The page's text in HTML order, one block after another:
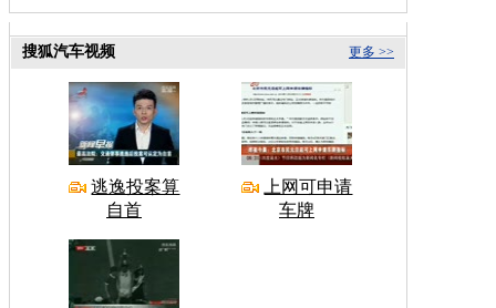
更多 >>
搜狐汽车视频
逃逸投案算
自首
上网可申请
车牌